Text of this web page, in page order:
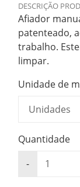
DESCRIÇÃO
Afiador
patenteado,
trabalho.
limpar.
Unidade de
Quantidade